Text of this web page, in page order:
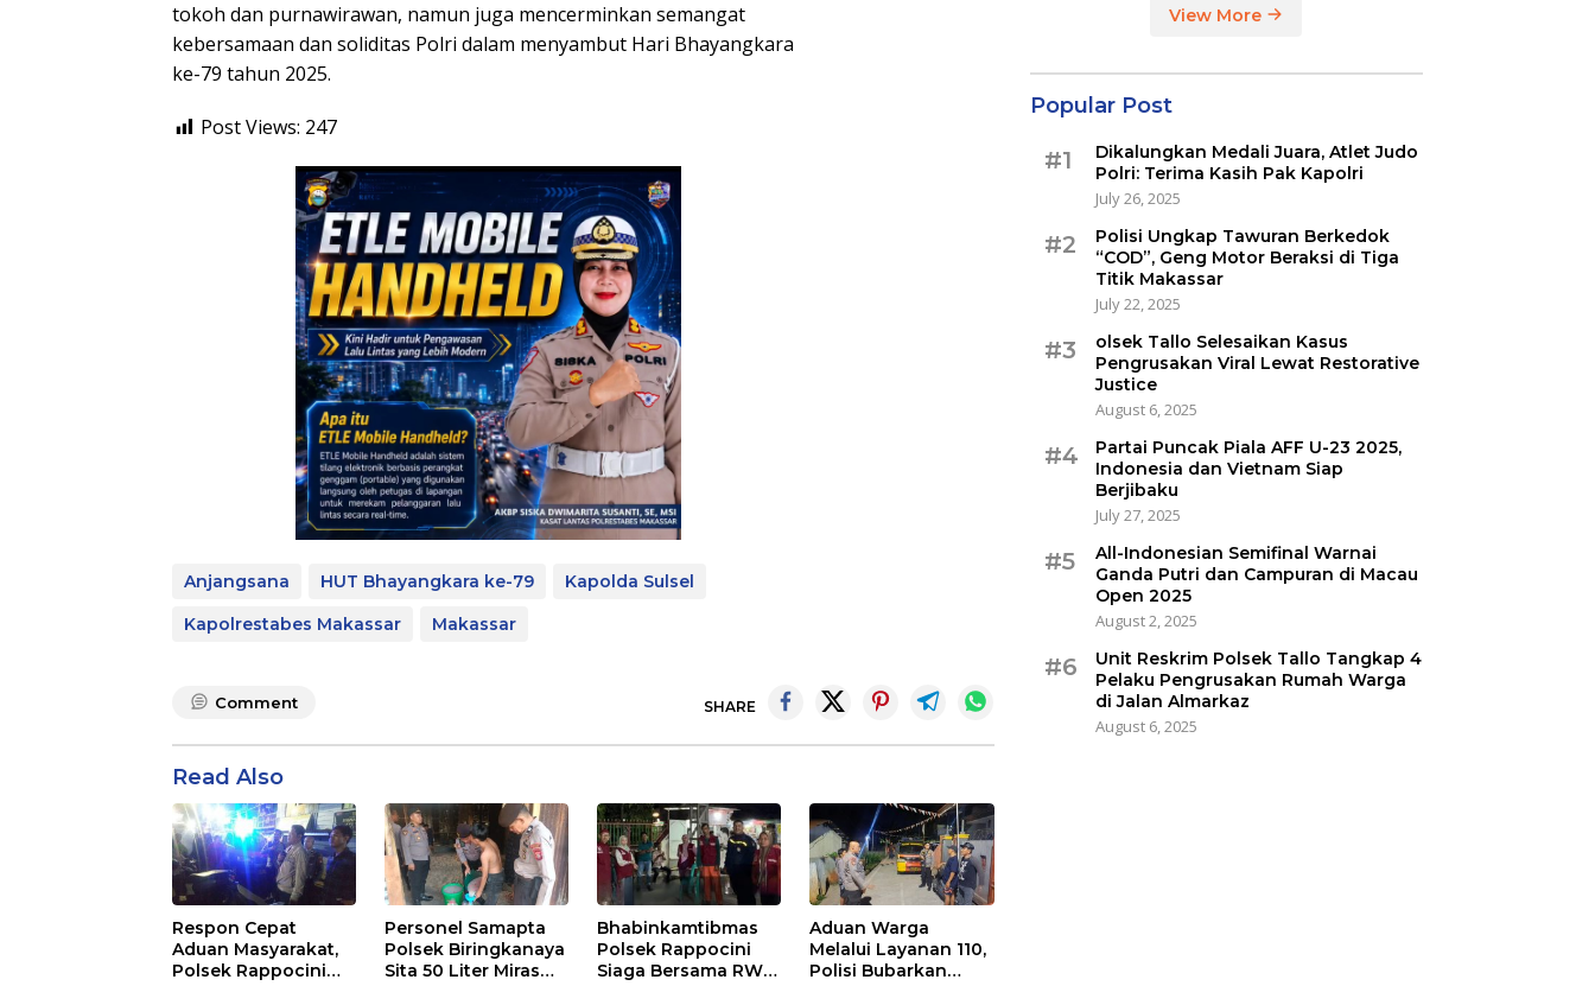
tokoh dan purnawirawan, namun juga mencerminkan semangat
kebersamaan dan soliditas Polri dalam menyambut Hari Bhayangkara
ke-79 tahun 2025.
Post Views: 247
Anjangsana HUT Bhayangkara ke-79
Kapolda Sulsel
Kapolrestabes Makassar
Makassar
Comment SHARE
Read Also
Respon Cepat
Aduan Masyarakat,
Polsek Rappocini
Personel Samapta
Polsek Biringkanaya
Sita 50 Liter Miras
Bhabinkamtibmas
Polsek Rappocini
Siaga Bersama RW
Aduan Warga
Melalui Layanan 110,
Polisi Bubarkan
View More
Popular Post
#1
Dikalungkan Medali Juara, Atlet Judo
Polri: Terima Kasih Pak Kapolri
July 26, 2025
#2
Polisi Ungkap Tawuran Berkedok
“COD”, Geng Motor Beraksi di Tiga
Titik Makassar
July 22, 2025
#3
olsek Tallo Selesaikan Kasus
Pengrusakan Viral Lewat Restorative
Justice
August 6, 2025
#4
Partai Puncak Piala AFF U-23 2025,
Indonesia dan Vietnam Siap
Berjibaku
July 27, 2025
#5
All-Indonesian Semifinal Warnai
Ganda Putri dan Campuran di Macau
Open 2025
August 2, 2025
#6
Unit Reskrim Polsek Tallo Tangkap 4
Pelaku Pengrusakan Rumah Warga
di Jalan Almarkaz
August 6, 2025